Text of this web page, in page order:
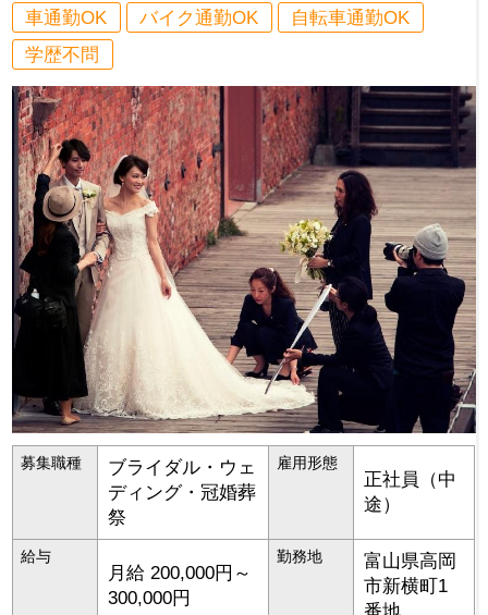
車通勤OK
バイク通勤OK
自転車通勤OK
学歴不問
募集職種
ブライダル・ウェ
ディング・冠婚葬
祭
雇用形態
正社員（中
途）
給与
月給 200,000円～
300,000円
勤務地 富山県高岡
市新横町1